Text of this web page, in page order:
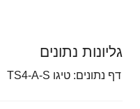
גליונות נתונים
דף נתונים: טיגו TS4-A-S